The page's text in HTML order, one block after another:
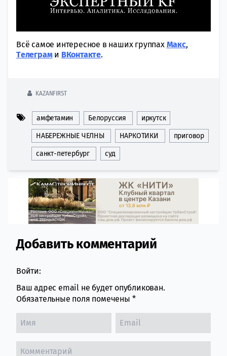
Всё самое интересное в наших группах Макс,
Tелеграми ВКонтакте.
KAZANFIRST
амфетамин Белоруссия иркутск
НАБЕРЕЖНЫЕ ЧЕЛНЫ НАРКОТИКИ приговор
санкт-петербург суд
Comment section
Добавить комментарий
Войти:
Ваш адрес email не будет опубликован.
Обязательные поля помечены *